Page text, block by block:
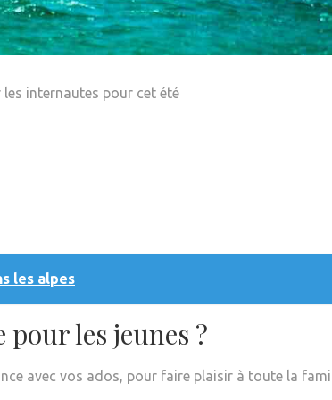
les internautes pour cet été
les alpes
les jeunes ?
avec vos ados, pour faire plaisir à toute la